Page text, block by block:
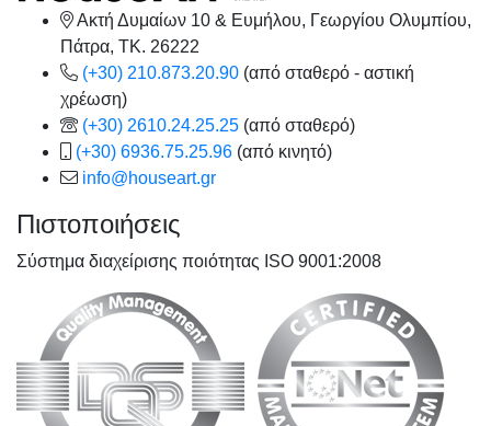
Ακτή Δυμαίων 10 & Ευμήλου, Γεωργίου Ολυμπίου,
Πάτρα, TK. 26222
(+30) 210.873.20.90 (από σταθερό - αστική
χρέωση)
(+30) 2610.24.25.25 (από σταθερό)
(+30) 6936.75.25.96 (από κινητό)
info@houseart.gr
Πιστοποιήσεις
Σύστημα διαχείρισης ποιότητας ISO 9001:2008